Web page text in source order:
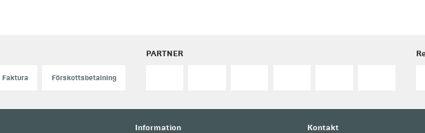
Faktura Förskottsbetalning
PARTNER
Information Kontakt